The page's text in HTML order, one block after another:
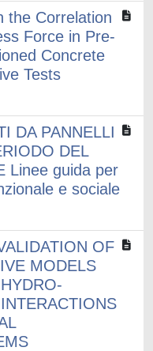
the Correlation
Force in Pre-
Concrete
Tests
DA PANNELLI
DEL
Linee guida per
e sociale
OF
MODELS